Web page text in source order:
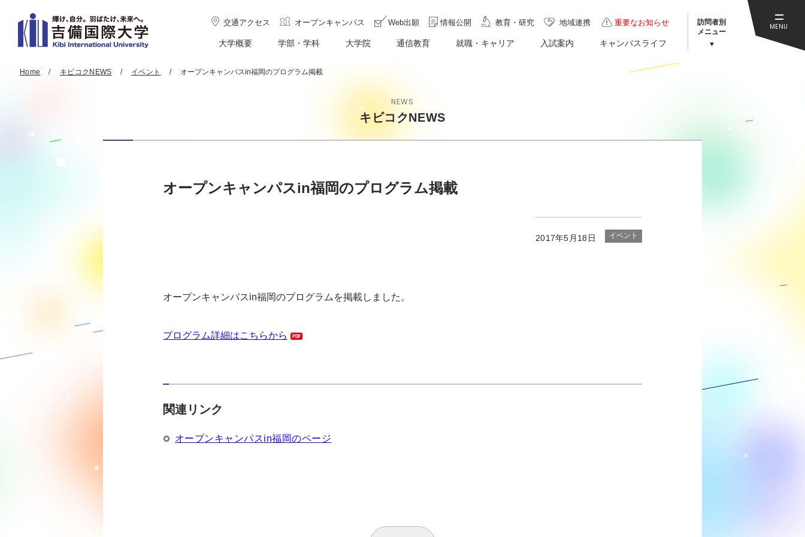
交通アクセス オープンキャンパス Web出願 情報公開 教育・研究 地域連携 重要なお知らせ
大学概要 学部・学科 大学院 通信教育 就職・キャリア 入試案内 キャンパスライフ
訪問者別
メニュー
MENU
Home キビコクNEWS イベント オープンキャンパスin福岡のプログラム掲載
NEWS
キビコクNEWS
オープンキャンパスin福岡のプログラム掲載
2017年5月18日 イベント
オープンキャンパスin福岡のプログラムを掲載しました。
プログラム詳細はこちらから
関連リンク
オープンキャンパスin福岡のページ